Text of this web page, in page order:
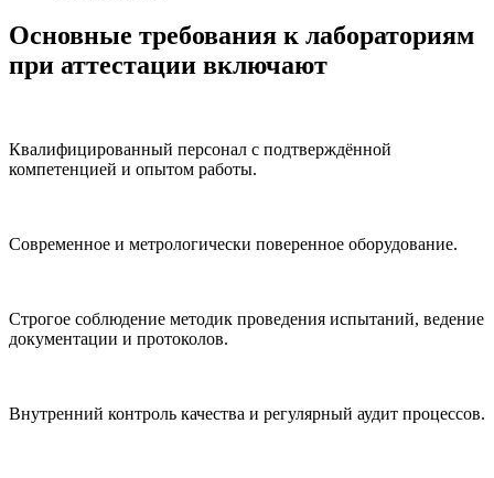
Основные требования к лабораториям
при аттестации включают
Квалифицированный персонал с подтверждённой
компетенцией и опытом работы.
Современное и метрологически поверенное оборудование.
Строгое соблюдение методик проведения испытаний, ведение
документации и протоколов.
Внутренний контроль качества и регулярный аудит процессов.